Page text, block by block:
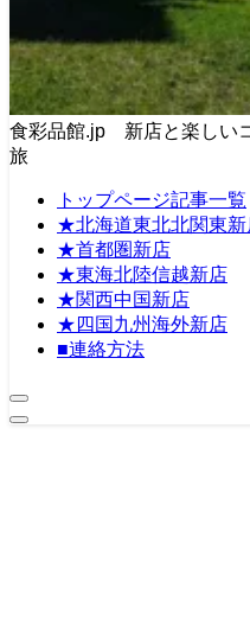
食彩品館.jp 新店と楽しい
旅
トップページ記事一覧
★北海道東北北関東新
★首都圏新店
★東海北陸信越新店
★関西中国新店
★四国九州海外新店
■連絡方法